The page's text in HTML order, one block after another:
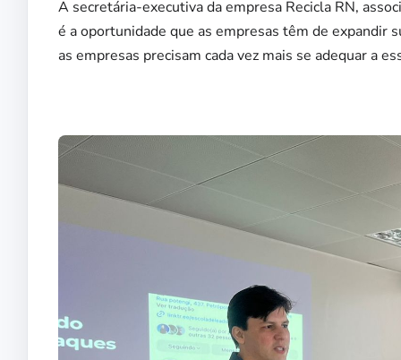
A secretária-executiva da empresa Recicla RN,
é a oportunidade que as empresas têm de expandir
as empresas precisam cada vez mais se adequar a